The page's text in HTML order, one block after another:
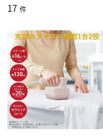
17 件